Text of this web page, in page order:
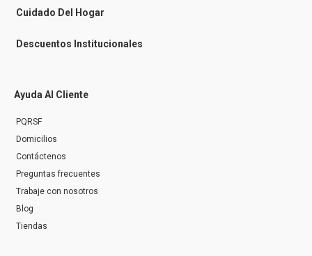
r
Cuidado Del Hogar
Descuentos Institucionales
Ayuda Al Cliente
PQRSF
Domicilios
Contáctenos
Preguntas frecuentes
Trabaje con nosotros
Blog
Tiendas